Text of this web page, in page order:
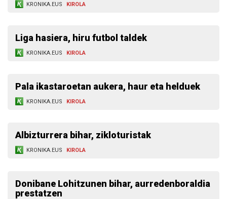
KRONIKA.EUS KIROLA
Liga hasiera, hiru futbol taldek
KRONIKA.EUS KIROLA
Pala ikastaroetan aukera, haur eta helduek
KRONIKA.EUS KIROLA
Albizturrera bihar, zikloturistak
KRONIKA.EUS KIROLA
Donibane Lohitzunen bihar, aurredenboraldia
prestatzen